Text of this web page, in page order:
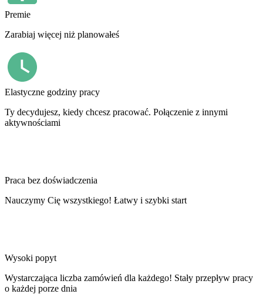
Premie
Zarabiaj więcej niż planowałeś
Elastyczne godziny pracy
Ty decydujesz, kiedy chcesz pracować. Połączenie z innymi
aktywnościami
Praca bez doświadczenia
Nauczymy Cię wszystkiego! Łatwy i szybki start
Wysoki popyt
Wystarczająca liczba zamówień dla każdego! Stały przepływ pracy
o każdej porze dnia